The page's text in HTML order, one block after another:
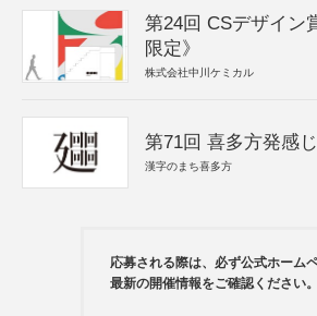
第24回 CSデザイン
限定》
株式会社中川ケミカル
第71回 喜多方発感
漢字のまち喜多方
応募される際は、必ず公式ホーム
最新の開催情報をご確認ください。